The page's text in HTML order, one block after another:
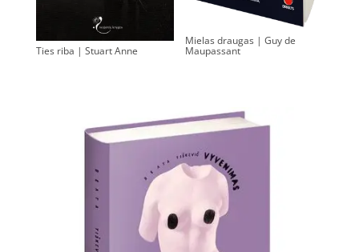
Ties riba | Stuart Anne
Mielas draugas | Guy de
Maupassant